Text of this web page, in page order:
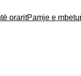
Pamje e mbeturinave